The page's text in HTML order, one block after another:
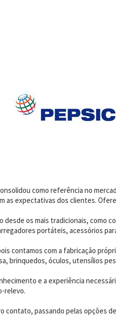
como referência no
as expectativas dos clientes.
os mais tradicionais, como
portáteis, acessórios
contamos com a fabricação
brinquedos, óculos, utensílios
e a experiência
relevo.
passando pelas opções